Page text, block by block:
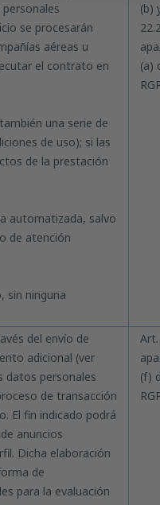
se procesarán
aéreas u
el contrato en
una serie de
de uso); si las
de la prestación
automatizada, salvo
de atención
sin ninguna
(b)
(a)
del envío de
adicional (ver
datos personales
de transacción
El fin indicado podrá
anuncios
Dicha elaboración
de
para la evaluación
Art.
(f)